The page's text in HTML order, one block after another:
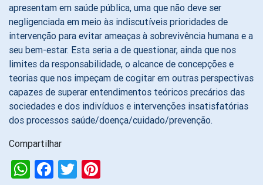
apresentam em saúde pública, uma que não deve ser
negligenciada em meio às indiscutíveis prioridades de
intervenção para evitar ameaças à sobrevivência humana e a
seu bem-estar. Esta seria a de questionar, ainda que nos
limites da responsabilidade, o alcance de concepções e
teorias que nos impeçam de cogitar em outras perspectivas
capazes de superar entendimentos teóricos precários das
sociedades e dos indivíduos e intervenções insatisfatórias
dos processos saúde/doença/cuidado/prevenção.
Compartilhar
WhatsApp
Facebook
Twitter